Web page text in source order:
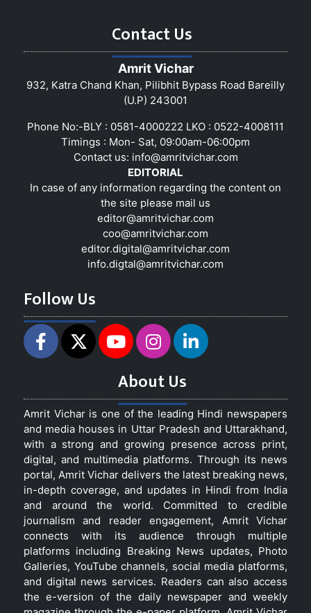
Contact Us
Amrit Vichar
932, Katra Chand Khan, Pilibhit Bypass Road Bareilly
(U.P) 243001
Phone No:-BLY : 0581-4000222 LKO : 0522-4008111
Timings : Mon- Sat, 09:00am-06:00pm
Contact us: info@amritvichar.com
EDITORIAL
In case of any information regarding the content on
the site please mail us
editor@amritvichar.com
coo@amritvichar.com
editor.digital@amritvichar.com
info.digtal@amritvichar.com
Follow Us
About Us
Amrit Vichar is one of the leading Hindi newspapers
and media houses in Uttar Pradesh and Uttarakhand,
with a strong and growing presence across print,
digital, and multimedia platforms. Through its news
portal, Amrit Vichar delivers the latest breaking news,
in-depth coverage, and updates in Hindi from India
and around the world. Committed to credible
journalism and reader engagement, Amrit Vichar
connects with its audience through multiple
platforms including Breaking News updates, Photo
Galleries, YouTube channels, social media platforms,
and digital news services. Readers can also access
the e-version of the daily newspaper and weekly